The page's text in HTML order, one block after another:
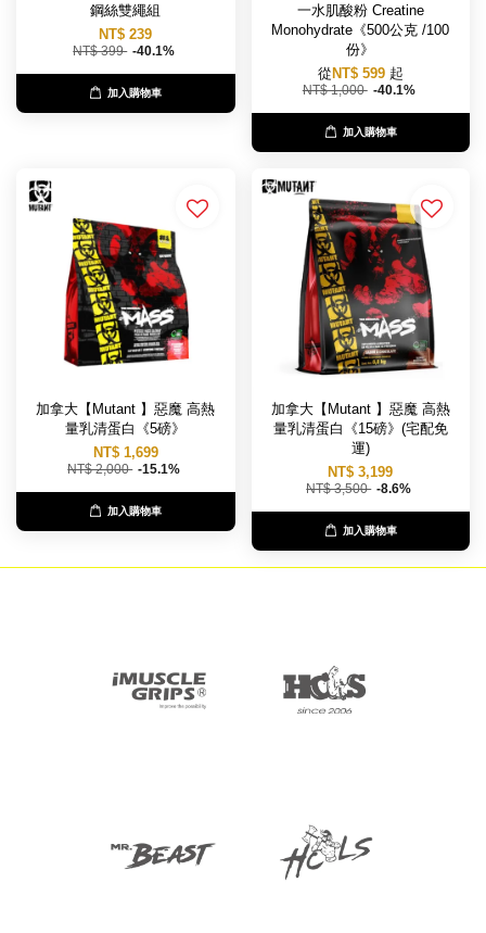
鋼絲雙繩組
NT$ 239
NT$ 399 -40.1%
加入購物車
一水肌酸粉 Creatine
Monohydrate《500公克 /100
份》
從 NT$ 599 起
NT$ 1,000 -40.1%
加入購物車
加拿大【Mutant 】惡魔 高熱
量乳清蛋白《5磅》
NT$ 1,699
NT$ 2,000 -15.1%
加入購物車
加拿大【Mutant 】惡魔 高熱
量乳清蛋白《15磅》(宅配免
運)
NT$ 3,199
NT$ 3,500 -8.6%
加入購物車